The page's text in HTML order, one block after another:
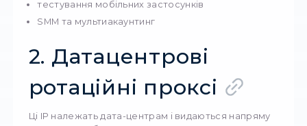
Особливості:
IP виглядають максимально легітимно;
зміна відбувається автоматично або по
“натуральність”.Мінуси: